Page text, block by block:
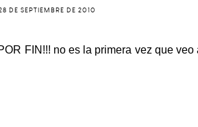
DE SEPTIEMBRE DE 2010
FIN!!! no es la primera vez que